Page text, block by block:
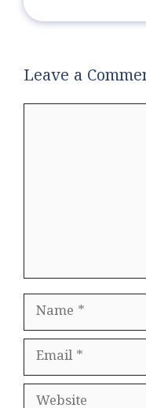
Leave a
Name
Email
Website